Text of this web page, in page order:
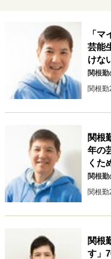
トップが描く未来
マインドセット
重圧との向き合い方
忘れられない言葉
ライフスタイル・生き方
40代からの景色
パートナーとの歩み方
私を彩るエッセンス
70代のグランドデザイン
「
芸能
けな
関根
関根勤
関根
年の
くた
関根
関根勤
関根
す」